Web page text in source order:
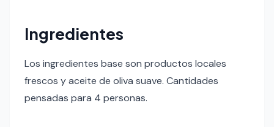
Ingredientes
Los ingredientes base son productos locales
frescos y aceite de oliva suave. Cantidades
pensadas para 4 personas.